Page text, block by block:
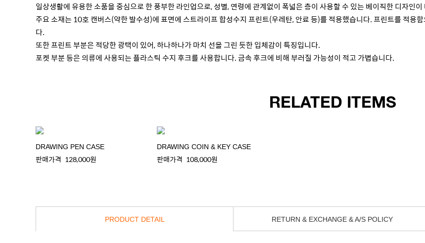
일상생활에 유용한 소품을 중심으로 한 풍부한 라인업으로, 성별, 연령에 관계없이 폭넓은 층이 사용할 수 있는 베이직한 디자인
주요 소재는 10호 캔버스(약한 발수성)에 표면에 스트라이프 합성수지 프린트(우레탄, 안료 등)를 적용했습니다. 프린트를 적용
다.
또한 프린트 부분은 적당한 광택이 있어, 하나하나가 마치 선을 그린 듯한 입체감이 특징입니다.
포켓 부분 등은 의류에 사용되는 플라스틱 수지 후크를 사용합니다. 금속 후크에 비해 부러질 가능성이 적고 가볍습니다.
RELATED ITEMS
DRAWING PEN CASE
판매가격 128,000원
DRAWING COIN & KEY CASE
판매가격 108,000원
PRODUCT DETAIL RETURN & EXCHANGE & A/S POLICY